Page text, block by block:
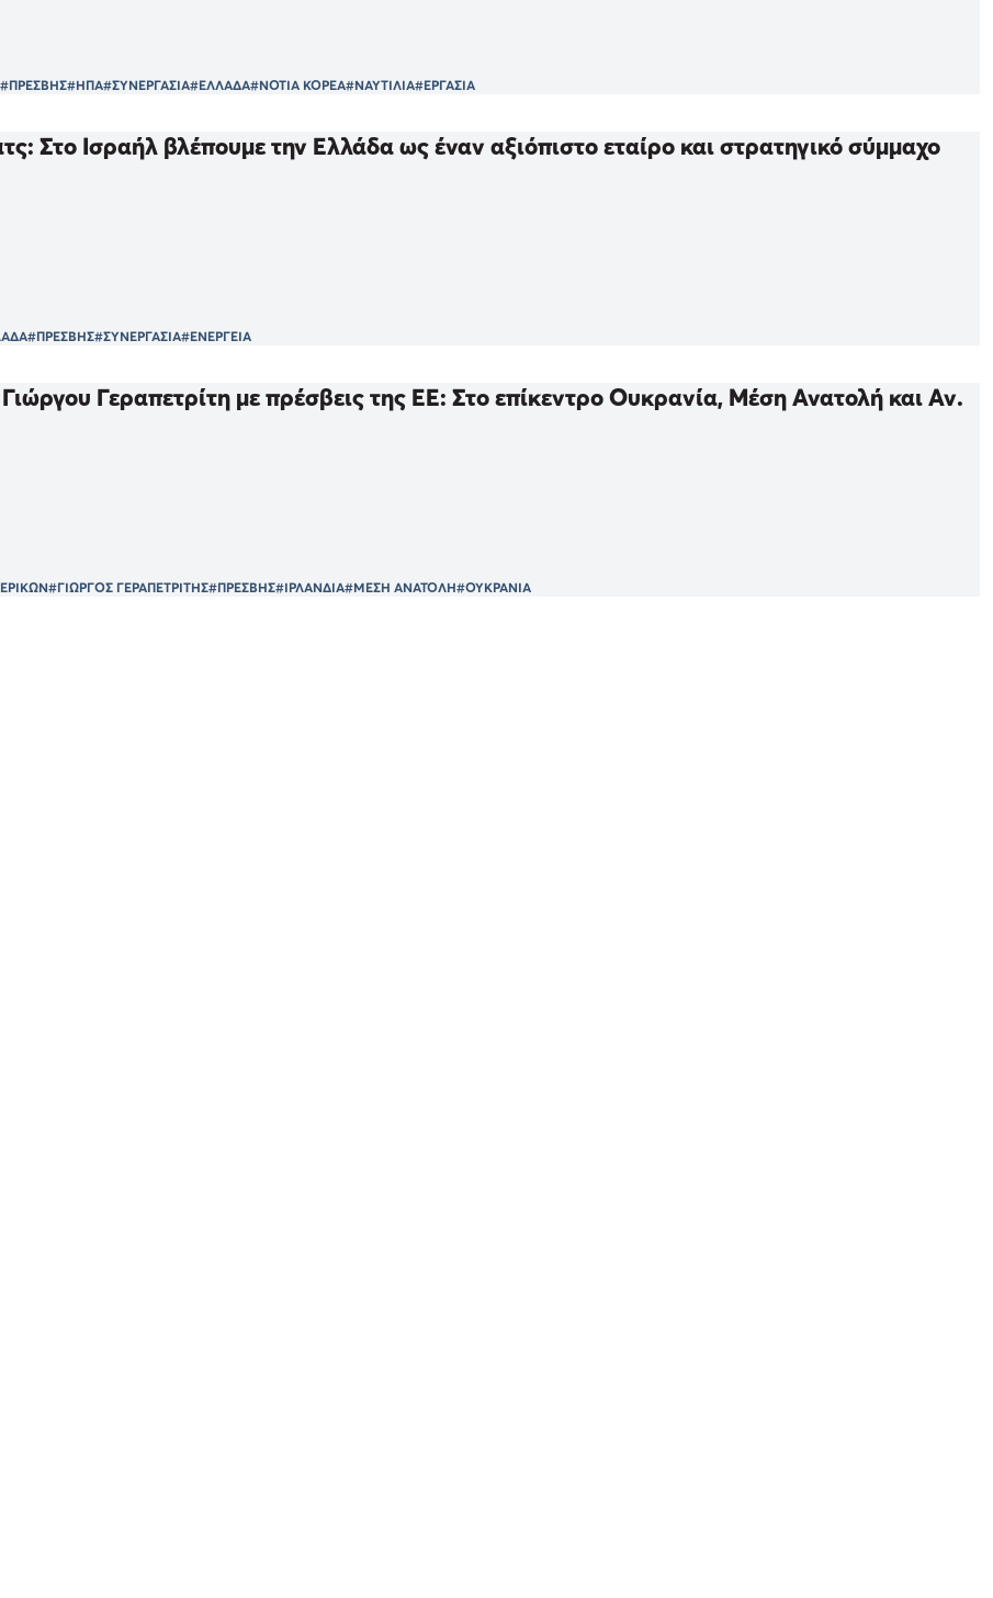
#ΠΡΕΣΒΗΣ#ΗΠΑ#ΣΥΝΕΡΓΑΣΙΑ#ΕΛΛΑΔΑ#ΝΟΤΙΑ ΚΟΡΕΑ#ΝΑΥΤΙΛΙΑ#ΕΡΓΑΣΙΑ
Στο Ισραήλ βλέπουμε την Ελλάδα ως έναν αξιόπιστο εταίρο και στρατηγικό σύμμαχο
#ΠΡΕΣΒΗΣ#ΣΥΝΕΡΓΑΣΙΑ#ΕΝΕΡΓΕΙΑ
Γεραπετρίτη με πρέσβεις της ΕΕ: Στο επίκεντρο Ουκρανία, Μέση Ανατολή και Αν.
#ΓΙΩΡΓΟΣ ΓΕΡΑΠΕΤΡΙΤΗΣ#ΠΡΕΣΒΗΣ#ΙΡΛΑΝΔΙΑ#ΜΕΣΗ ΑΝΑΤΟΛΗ#ΟΥΚΡΑΝΙΑ